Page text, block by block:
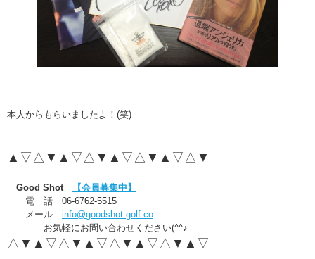
本人からもらいましたよ！(笑)
▲▽△▼▲▽△▼▲▽△▼▲▽△▼
Good Shot
【会員募集中】
電 話 06-6762-5515
メール info@goodshot-golf.co
お気軽にお問い合わせください(^^♪
△▼▲▽△▼▲▽△▼▲▽△▼▲▽